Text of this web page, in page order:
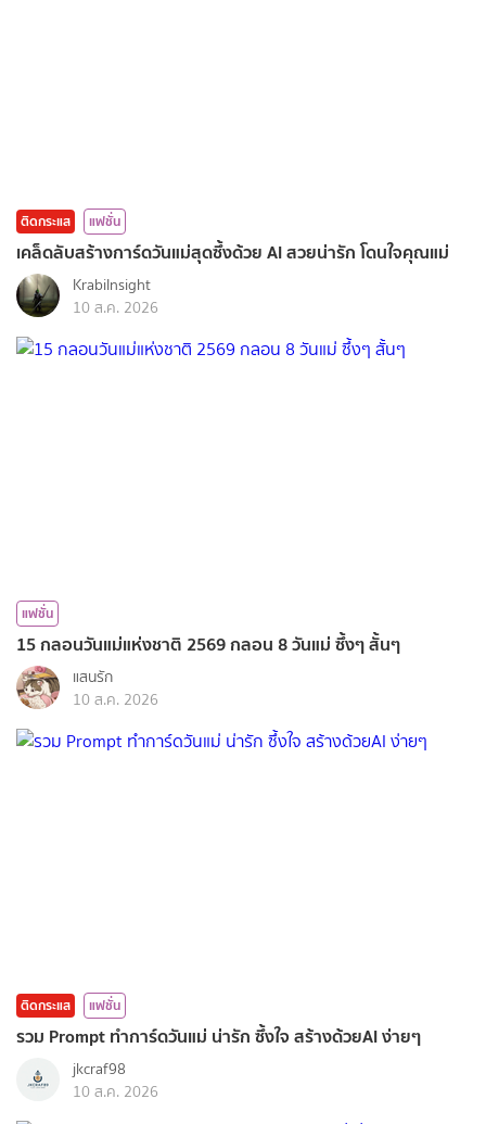
ติดกระแส แฟชั่น
เคล็ดลับสร้างการ์ดวันแม่สุดซึ้งด้วย AI สวยน่ารัก โดนใจคุณแม่
KrabiInsight
10 ส.ค. 2026
แฟชั่น
15 กลอนวันแม่แห่งชาติ 2569 กลอน 8 วันแม่ ซึ้งๆ สั้นๆ
แสนรัก
10 ส.ค. 2026
ติดกระแส แฟชั่น
รวม Prompt ทำการ์ดวันแม่ น่ารัก ซึ้งใจ สร้างด้วยAI ง่ายๆ
jkcraf98
10 ส.ค. 2026